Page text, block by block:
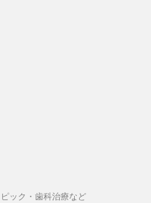
ック・歯科治療など